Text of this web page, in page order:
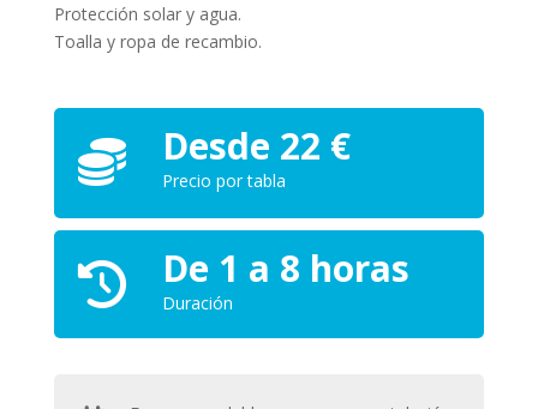
Protección solar y agua.
Toalla y ropa de recambio.
Desde 22 €
Precio por tabla
De 1 a 8 horas
Duración